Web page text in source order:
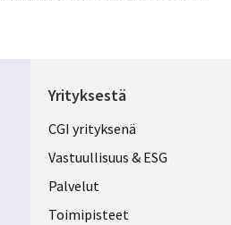
Yrityksestä
Useful
links
FINLAND
CGI yrityksenä
Vastuullisuus & ESG
Palvelut
Toimipisteet